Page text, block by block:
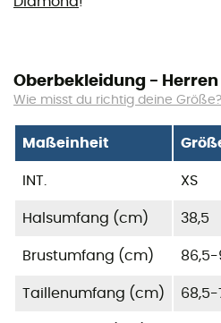
Oberbekleidung - Herren
Wie misst du richtig deine Größe?
Maßeinheit
INT. XS
Halsumfang (cm) 38,5
Brustumfang (cm) 86,5-
Taillenumfang (cm) 68,5-